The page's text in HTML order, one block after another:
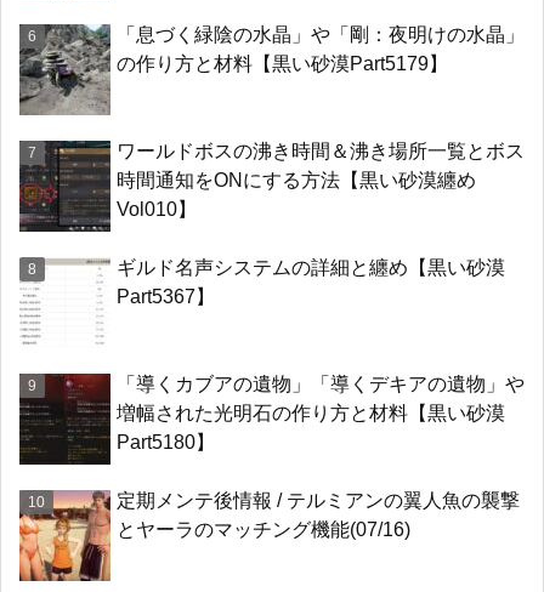
「息づく緑陰の水晶」や「剛：夜明けの水晶」
の作り方と材料【黒い砂漠Part5179】
ワールドボスの沸き時間＆沸き場所一覧とボス
時間通知をONにする方法【黒い砂漠纏め
Vol010】
ギルド名声システムの詳細と纏め【黒い砂漠
Part5367】
「導くカブアの遺物」「導くデキアの遺物」や
増幅された光明石の作り方と材料【黒い砂漠
Part5180】
定期メンテ後情報 / テルミアンの翼人魚の襲撃
とヤーラのマッチング機能(07/16)